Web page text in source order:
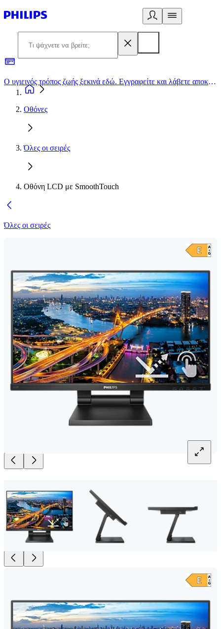
Ο υγιεινός τρόπος ζωής ξεκινά εδώ. Εγγραφείτε και λάβετε αποκλειστικές προσφορές
Οθόνες
Όλες οι σειρές
Οθόνη LCD με SmoothTouch
Όλες οι σειρές